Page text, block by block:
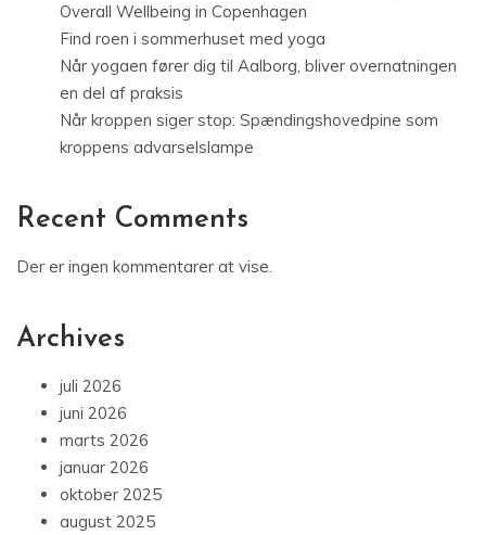
Overall Wellbeing in Copenhagen
Find roen i sommerhuset med yoga
Når yogaen fører dig til Aalborg, bliver overnatningen
en del af praksis
Når kroppen siger stop: Spændingshovedpine som
kroppens advarselslampe
Recent Comments
Der er ingen kommentarer at vise.
Archives
juli 2026
juni 2026
marts 2026
januar 2026
oktober 2025
august 2025